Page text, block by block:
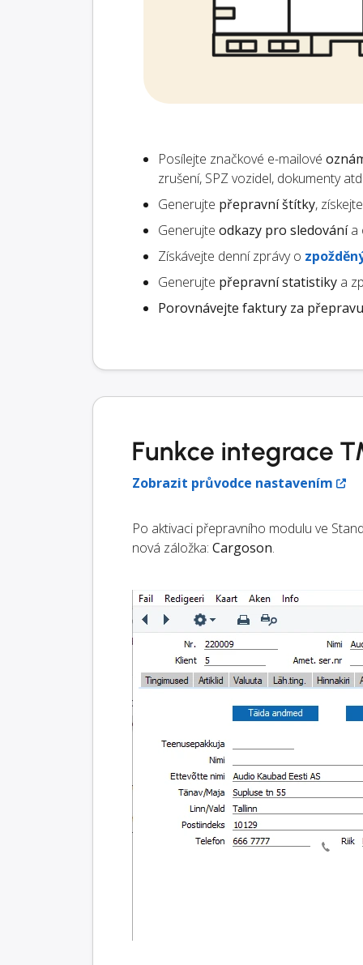
Posílejte značkové e-mailové
zrušení, SPZ vozidel, dokumenty
Generujte přepravní štítky,
Generujte odkazy pro sledovánía
Získávejte denní zprávy o
Generujte přepravní statistiky a
Porovnávejte faktury za přepravu
Funkce integrace
Zobrazit průvodce nastavením
Po aktivaci přepravního modulu ve
nová záložka: Cargoson.